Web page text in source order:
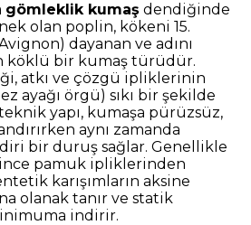
gömleklik kumaş dendiğinde
olan poplin, kökeni 15.
dayanan ve adını
köklü bir kumaş türüdür.
atkı ve çözgü ipliklerinin
ayağı örgü) sıkı bir şekilde
yapı, kumaşa pürüzsüz,
aynı zamanda
bir duruş sağlar. Genellikle
pamuk ipliklerinden
karışımların aksine
olanak tanır ve statik
indirir.